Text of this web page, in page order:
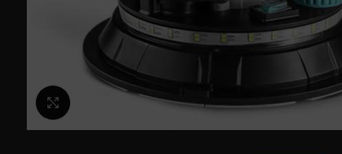
Κλικ για μεγέθυνση